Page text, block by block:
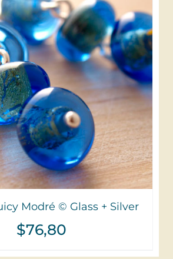
Modré © Glass + Silver
$76,80